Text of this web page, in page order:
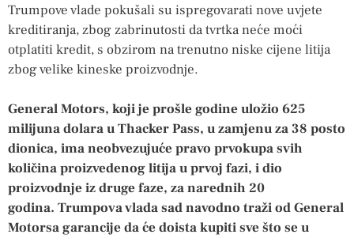
Trumpove vlade pokušali su ispregovarati nove uvjete
kreditiranja, zbog zabrinutosti da tvrtka neće moći
otplatiti kredit, s obzirom na trenutno niske cijene litija
zbog velike kineske proizvodnje.
General Motors, koji je prošle godine uložio 625
milijuna dolara u Thacker Pass, u zamjenu za 38 posto
dionica, ima neobvezujuće pravo prvokupa svih
količina proizvedenog litija u prvoj fazi, i dio
proizvodnje iz druge faze, za narednih 20
godina. Trumpova vlada sad navodno traži od General
Motorsa garancije da će doista kupiti sve što se u